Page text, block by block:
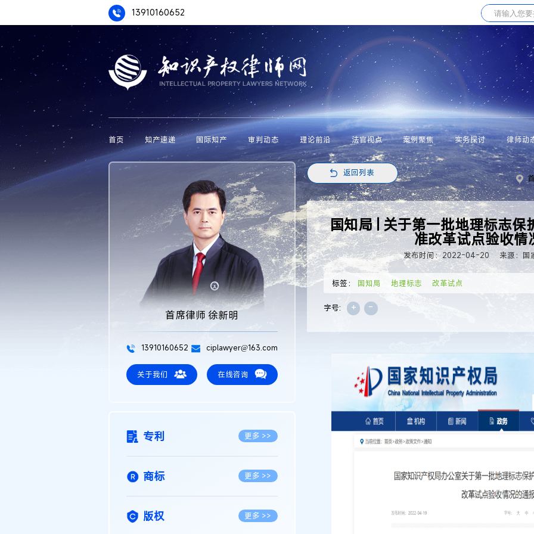
13910160652
首页 知产速递 国际知产 审判动态 理论前沿 法官视点 案例聚焦 实务探讨 律师动
首席律师 徐新明
13910160652 ciplawyer@163.com
关于我们 在线咨询
专利 更多 >>
商标 更多 >>
版权 更多 >>
返回列表
国知局 | 关于第一批地理标志保
准改革试点验收情
发布时间：2022-04-20 来源：国
标签： 国知局 地理标志 改革试点
字号: + -